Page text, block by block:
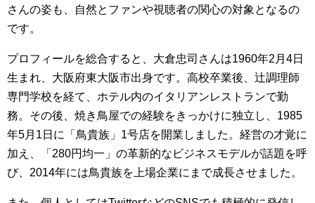
さんの姿も、自然とファンや視聴者の関心の対象となるの
です。
プロフィールを総合すると、大倉忠司さんは1960年2月4日
生まれ、大阪府東大阪市出身です。高校卒業後、辻調理師
専門学校を経て、ホテル内のイタリアンレストランで勤
務。その後、焼き鳥屋での経験をきっかけに独立し、1985
年5月1日に「鳥貴族」1号店を開業しました。経営の才覚に
加え、「280円均一」の革新的なビジネスモデルが話題を呼
び、2014年には鳥貴族を上場企業にまで成長させました。